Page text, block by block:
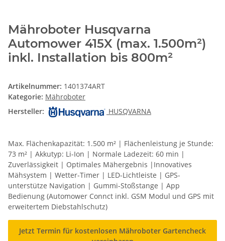
Mähroboter Husqvarna
Automower 415X (max. 1.500m²)
inkl. Installation bis 800m²
Artikelnummer: 1401374ART
Kategorie: Mähroboter
Hersteller:
HUSQVARNA
Max. Flächenkapazität: 1.500 m² | Flächenleistung je Stunde:
73 m² | Akkutyp: Li-Ion | Normale Ladezeit: 60 min |
Zuverlässigkeit | Optimales Mähergebnis |Innovatives
Mähsystem | Wetter-Timer | LED-Lichtleiste | GPS-
unterstütze Navigation | Gummi-Stoßstange | App
Bedienung (Automower Connct inkl. GSM Modul und GPS mit
erweitertem Diebstahlschutz)
Jetzt Termin für kostenlosen Mähroboter Gartencheck